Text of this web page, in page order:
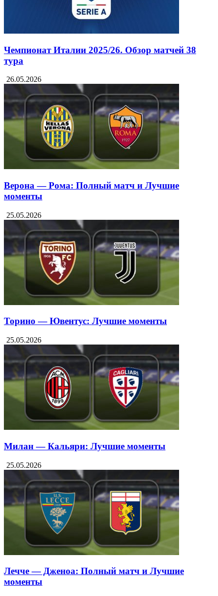
Чемпионат Италии 2025/26. Обзор матчей 38
тура
26.05.2026
Верона — Рома: Полный матч и Лучшие
моменты
25.05.2026
Торино — Ювентус: Лучшие моменты
25.05.2026
Милан — Кальяри: Лучшие моменты
25.05.2026
Лечче — Дженоа: Полный матч и Лучшие
моменты